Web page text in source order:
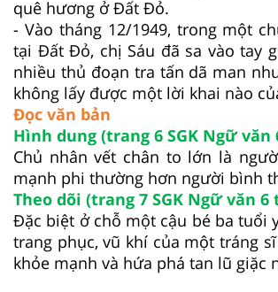
quê hương ở Đất Đỏ.
- Vào tháng 12/1949, trong một
tại Đất Đỏ, chị Sáu đã sa vào tay
nhiều thủ đoạn tra tấn dã man
không lấy được một lời khai nào
Đọc văn bản
Hình dung (trang 6 SGK Ngữ văn
Chủ nhân vết chân to lớn là
mạnh phi thường hơn người bình
Theo dõi (trang 7 SGK Ngữ văn 6
Đặc biệt ở chỗ một cậu bé ba tuổi
trang phục, vũ khí của một tráng
khỏe mạnh và hứa phá tan lũ giặc